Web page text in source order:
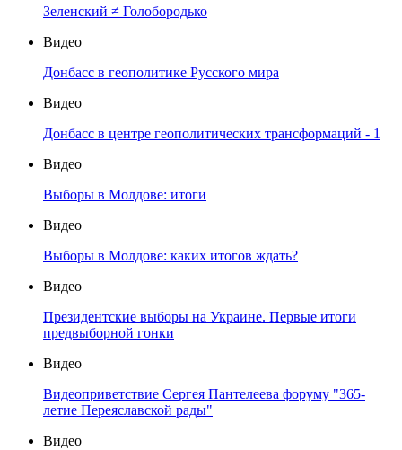
Зеленский ≠ Голобородько
Видео
Донбасс в геополитике Русского мира
Видео
Донбасс в центре геополитических трансформаций - 1
Видео
Выборы в Молдове: итоги
Видео
Выборы в Молдове: каких итогов ждать?
Видео
Президентские выборы на Украине. Первые итоги
предвыборной гонки
Видео
Видеоприветствие Сергея Пантелеева форуму "365-
летие Переяславской рады"
Видео